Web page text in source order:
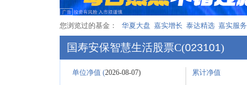
您浏览过的基金： 华夏大盘 嘉实增长 泰达精选 嘉实服务
国寿安保智慧生活股票C(023101)
单位净值 (2026-08-07) 累计净值